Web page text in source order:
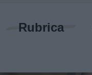
Rubrica